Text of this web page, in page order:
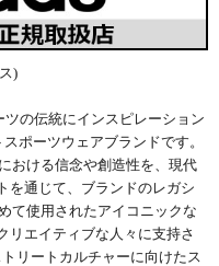
)
ツの伝統にインスピレーション
ポーツウェアブランドです。
おける信念や創造性を、現代
を通じて、ブランドのレガシ
て使用されたアイコニックな
リエイティブな人々に支持さ
リートカルチャーに向けたス